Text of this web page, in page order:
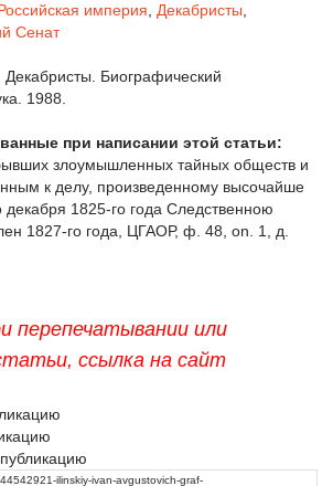
империя Декабристы
Сенат
Декабристы. Биографический
1988.
при написании этой статьи:
злоумышленных тайных обществ и
к делу, произведенному высочайше
1825-го года Следственною
1827-го года, ЦГАОР, ф. 48, on. 1, д.
перепечатывании или
ссылка на сайт